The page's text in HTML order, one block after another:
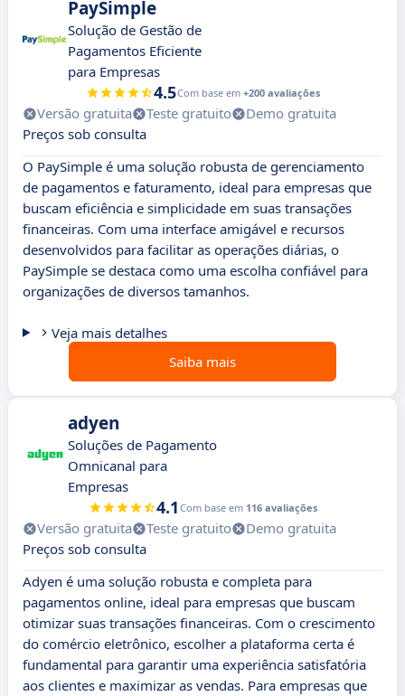
PaySimple
Solução de Gestão de
Pagamentos Eficiente
para Empresas
4.5Com base em +200 avaliações
Versão gratuita Teste gratuito
Demo gratuita
Preços sob consulta
O PaySimple é uma solução robusta de gerenciamento
de pagamentos e faturamento, ideal para empresas que
buscam eficiência e simplicidade em suas transações
financeiras. Com uma interface amigável e recursos
desenvolvidos para facilitar as operações diárias, o
PaySimple se destaca como uma escolha confiável para
organizações de diversos tamanhos.
Veja mais detalhes
Saiba mais
adyen
Soluções de Pagamento
Omnicanal para
Empresas
4.1 Com base em 116 avaliações
Versão gratuita Teste gratuito
Demo gratuita
Preços sob consulta
Adyen é uma solução robusta e completa para
pagamentos online, ideal para empresas que buscam
otimizar suas transações financeiras. Com o crescimento
do comércio eletrônico, escolher a plataforma certa é
fundamental para garantir uma experiência satisfatória
aos clientes e maximizar as vendas. Para empresas que